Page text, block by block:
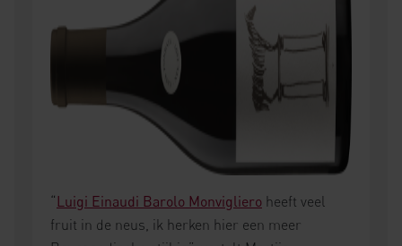
“ Luigi Einaudi Barolo Monvigliero heeft veel
fruit in de neus, ik herken hier een meer